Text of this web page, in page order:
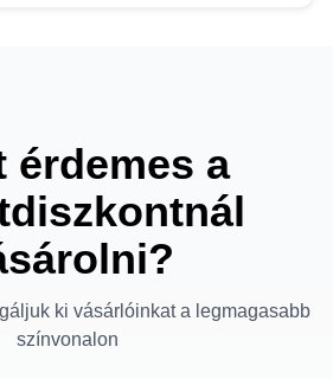
érdemes a
ki vásárlóinkat a legmagasabb
színvonalon